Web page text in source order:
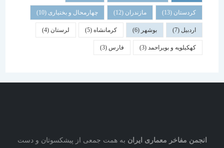
کردستان(13) مازندران(12) چهارمحال و بختیاری (10)
بوشهر کرمانشاه(5) لرستان (4)
کهکیلویه و بویراحمد(3) فارس
مفاخر معماری ایرانبه همت جمعی از پیشکسوتان و دست